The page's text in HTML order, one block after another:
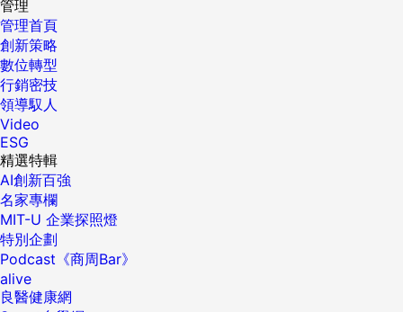
管理
管理首頁
創新策略
數位轉型
行銷密技
領導馭人
Video
ESG
精選特輯
AI創新百強
名家專欄
MIT-U 企業探照燈
特別企劃
Podcast《商周Bar》
alive
良醫健康網